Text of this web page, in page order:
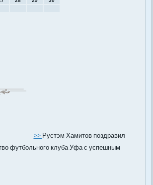
>>Рустэм Хамитов поздравил
футбольного клуба Уфа с успешным